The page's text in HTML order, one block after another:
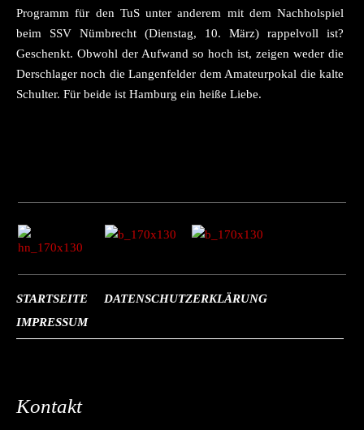
Programm für den TuS unter anderem mit dem Nachholspiel
beim SSV Nümbrecht (Dienstag, 10. März) rappelvoll ist?
Geschenkt. Obwohl der Aufwand so hoch ist, zeigen weder die
Derschlager noch die Langenfelder dem Amateurpokal die kalte
Schulter. Für beide ist Hamburg ein heiße Liebe.
STARTSEITE
DATENSCHUTZERKLÄRUNG
IMPRESSUM
Kontakt